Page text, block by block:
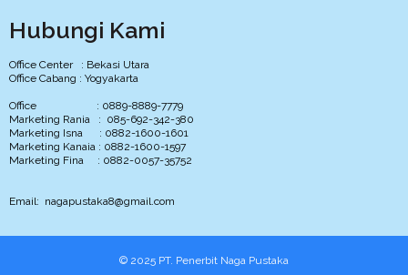
Hubungi Kami
Office Center : Bekasi Utara
Office Cabang : Yogyakarta
Office : 0889-8889-7779
Marketing Rania : 085-692-342-380
Marketing Isna : 0882-1600-1601
Marketing Kanaia : 0882-1600-1597
Marketing Fina : 0882-0057-35752
Email: nagapustaka8@gmail.com
© 2025 PT. Penerbit Naga Pustaka